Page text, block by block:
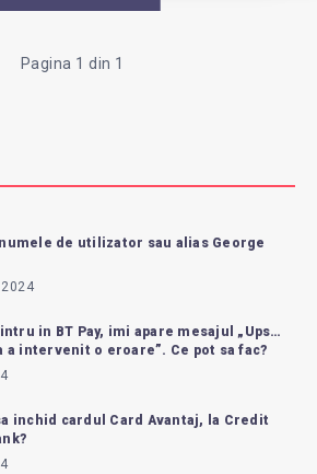
Pagina 1 din 1
de utilizator sau alias George
intru in BT Pay, imi apare mesajul „Ups…
a intervenit o eroare”. Ce pot sa fac?
inchid cardul Card Avantaj, la Credit